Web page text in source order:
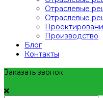
Отраслевые
Отраслевые
Производство
Блог
Контакты
Заказать звонок